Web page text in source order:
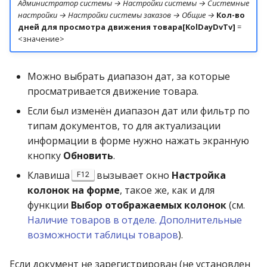
2023)
Реестр документов
Реестр документов
розничного склада
Реестр приходов от
поставщика
Реестр розничных цен
Статотчёт по группам
товара (Генератор)
Формы 7-МЗ, 11-МЗ
операции»
Модуль «Торговые
технологии»
Работа с остатками
Работа со сроками
Работа с фасовкой
товара
Справочники
Учет кассовых операций
Экспорт-импорт
данных
Администратор системы → Настройки системы → Системные
настройки → Настройки системы заказов → Общие → Кол-во
дней для просмотра движения товара[KolDayDvTv] =
<значение>
Можно выбрать диапазон дат, за которые
просматривается движение товара.
Если был изменён диапазон дат или фильтр по
типам документов, то для актуализации
информации в форме нужно нажать экранную
кнопку Обновить.
Клавиша
F12 вызывает окно Настройка
колонок на форме, такое же, как и для
функции Выбор отображаемых колонок(см.
Наличие товаров в отделе. Дополнительные
возможности таблицы товаров).
Если документ не зарегистрирован (не установлен